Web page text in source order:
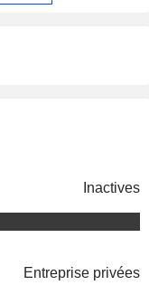
Inactives
Entreprise privées